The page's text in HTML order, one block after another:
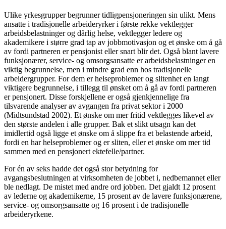
Ulike yrkesgrupper begrunner tidligpensjoneringen sin ulikt. Mens
ansatte i tradisjonelle arbeideryrker i første rekke vektlegger
arbeidsbelastninger og dårlig helse, vektlegger ledere og
akademikere i større grad tap av jobbmotivasjon og et ønske om å gå
av fordi partneren er pensjonist eller snart blir det. Også blant lavere
funksjonærer, service- og omsorgsansatte er arbeidsbelastninger en
viktig begrunnelse, men i mindre grad enn hos tradisjonelle
arbeidergrupper. For dem er helseproblemer og slitenhet en langt
viktigere begrunnelse, i tillegg til ønsket om å gå av fordi partneren
er pensjonert. Disse forskjellene er også gjenkjennelige fra
tilsvarende analyser av avgangen fra privat sektor i 2000
(Midtsundstad 2002). Et ønske om mer fritid vektlegges likevel av
den største andelen i alle grupper. Bak et slikt utsagn kan det
imidlertid også ligge et ønske om å slippe fra et belastende arbeid,
fordi en har helseproblemer og er sliten, eller et ønske om mer tid
sammen med en pensjonert ektefelle/partner.
For én av seks hadde det også stor betydning for
avgangsbeslutningen at virksomheten de jobbet i, nedbemannet eller
ble nedlagt. De mistet med andre ord jobben. Det gjaldt 12 prosent
av lederne og akademikerne, 15 prosent av de lavere funksjonærene,
service- og omsorgsansatte og 16 prosent i de tradisjonelle
arbeideryrkene.